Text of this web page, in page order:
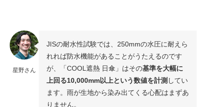
星野さん
JISの耐水性試験では、250mmの水圧に耐えら
れれば防水機能があることがうたえるのです
が、「COOL遮熱 日傘」はその基準を大幅に
上回る10,000mm以上という数値を計測 してい
ます。雨が生地から染み出てくる心配はまずあ
りません。